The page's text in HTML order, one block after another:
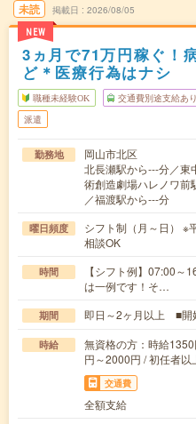
未読
NEW
掲載日 2026/08/05
3ヵ月で71万円稼ぐ！
ど＊医療行為はナシ
職種未経験OK 交通費別途支給あり
派遣
勤務地
岡山市北区
北長瀬駅から---分／東
術創造劇場ハレノワ前
／福渡駅から---分
曜日頻度
シフト制（月～日） ※
相談OK
時間
【シフト例】07:00～
は一例です！そ…
期間 即日～2ヶ月以上 ■開
時給
無資格の方：時給
円～2000円 / 初任者
交通費
全額支給